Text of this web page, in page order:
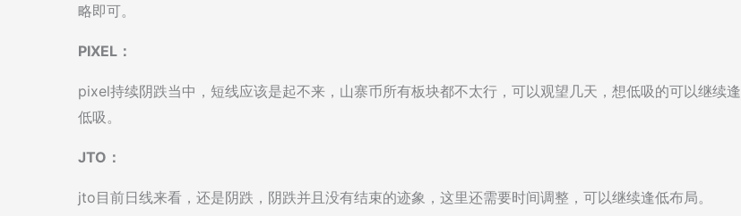
略即可。
PIXEL：
pixel持续阴跌当中，短线应该是起不来，山寨币所有板块都不太行，可以观望几天，想低吸的可以继续逢
低吸。
JTO：
jto目前日线来看，还是阴跌，阴跌并且没有结束的迹象，这里还需要时间调整，可以继续逢低布局。